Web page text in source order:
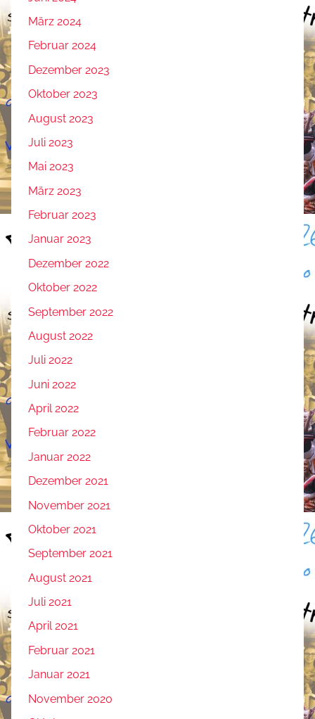
März 2024
Februar 2024
Dezember 2023
Oktober 2023
August 2023
Juli 2023
Mai 2023
März 2023
Februar 2023
Januar 2023
Dezember 2022
Oktober 2022
September 2022
August 2022
Juli 2022
Juni 2022
April 2022
Februar 2022
Januar 2022
Dezember 2021
November 2021
Oktober 2021
September 2021
August 2021
Juli 2021
April 2021
Februar 2021
Januar 2021
November 2020